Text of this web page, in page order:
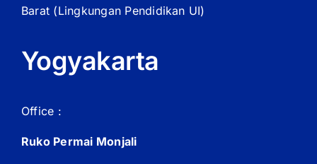
Barat (Lingkungan Pendidikan UI)
Yogyakarta
Office :
Ruko Permai Monjali